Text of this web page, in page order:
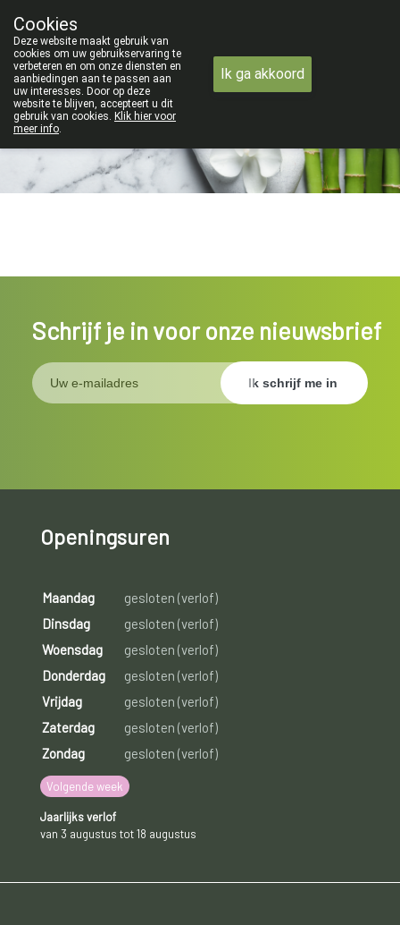
09 228 32 36
Wij zijn gesloten van 3/08/2026 tot 19/08/2026
Schrijf je in voor onze nieuwsbrief
Openingsuren
Maandag
gesloten (verlof)
Dinsdag
gesloten (verlof)
Woensdag
gesloten (verlof)
Donderdag
gesloten (verlof)
Vrijdag
gesloten (verlof)
Zaterdag
gesloten (verlof)
Zondag
gesloten (verlof)
Volgende week
Jaarlijks verlof
van 3 augustus tot 18 augustus
Cookies
Deze website maakt gebruik van
cookies om uw gebruikservaring te
verbeteren en om onze diensten en
aanbiedingen aan te passen aan
uw interesses. Door op deze
website te blijven, accepteert u dit
gebruik van cookies. Klik hier voor
meer info.
Ik ga akkoord